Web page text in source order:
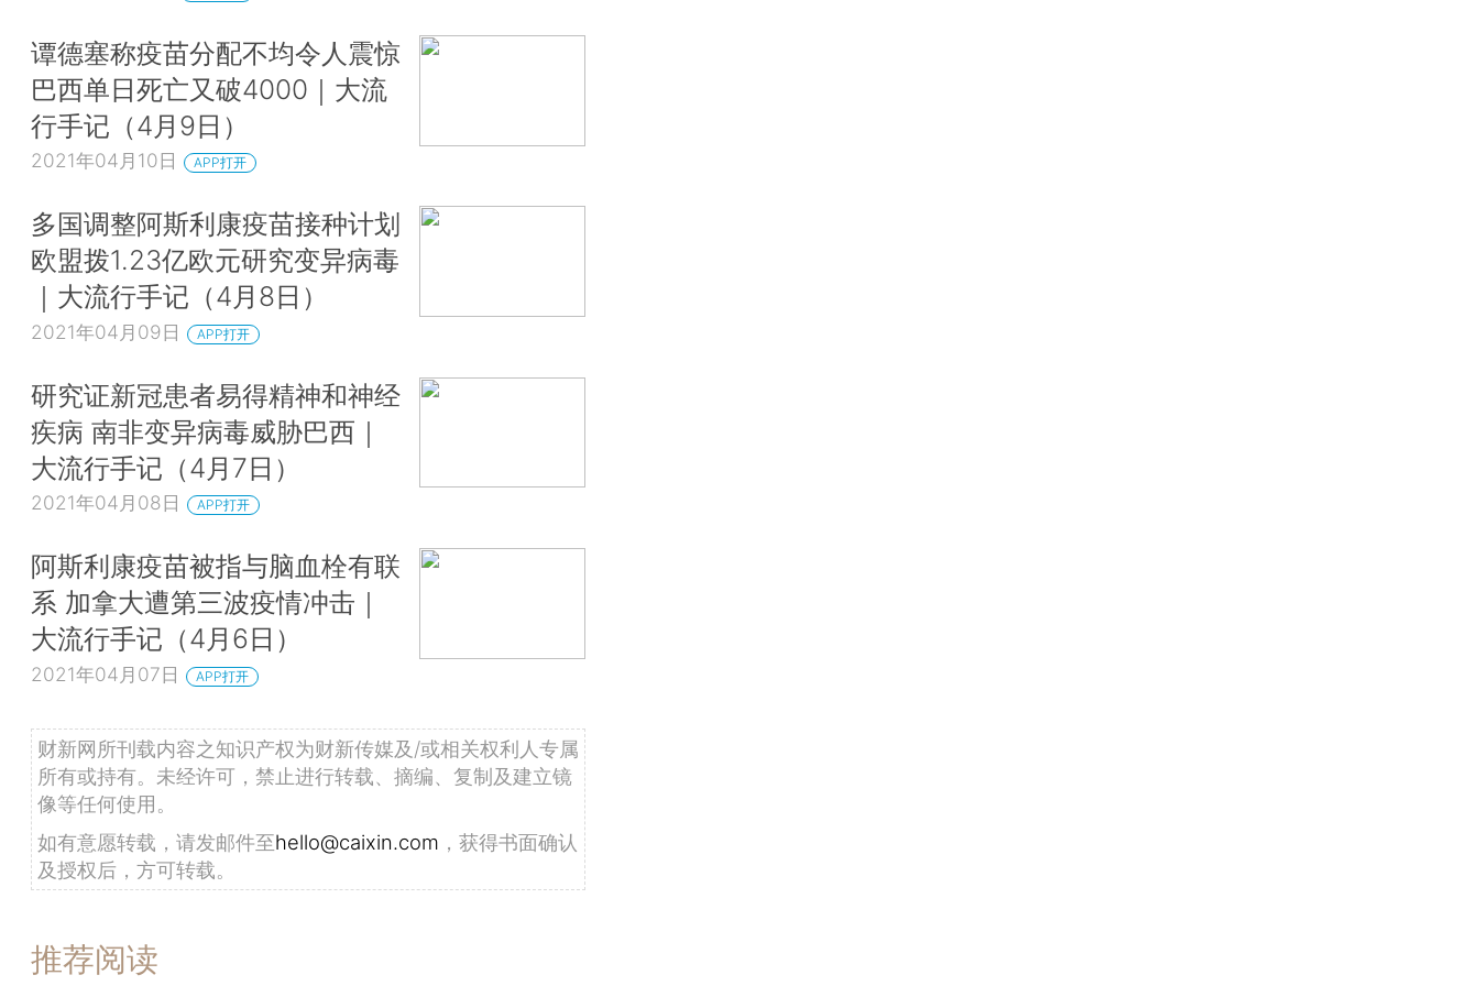
谭德塞称疫苗分配不均令人震惊
巴西单日死亡又破4000｜大流
行手记（4月9日）
2021年04月10日 APP打开
多国调整阿斯利康疫苗接种计划
欧盟拨1.23亿欧元研究变异病毒
｜大流行手记（4月8日）
2021年04月09日 APP打开
研究证新冠患者易得精神和神经
疾病 南非变异病毒威胁巴西｜
大流行手记（4月7日）
2021年04月08日 APP打开
阿斯利康疫苗被指与脑血栓有联
系 加拿大遭第三波疫情冲击｜
大流行手记（4月6日）
2021年04月07日 APP打开
财新网所刊载内容之知识产权为财新传媒及/或相关权利人专属
所有或持有。未经许可，禁止进行转载、摘编、复制及建立镜
像等任何使用。
如有意愿转载，请发邮件至hello@caixin.com ，获得书面确认
及授权后，方可转载。
推荐阅读